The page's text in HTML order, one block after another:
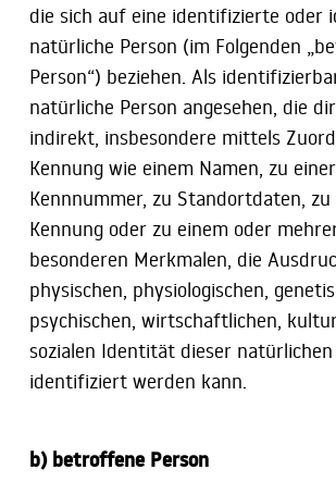
die sich auf eine identifizierte oder
natürliche Person (im Folgenden
Person“) beziehen. Als
natürliche Person angesehen, die
indirekt, insbesondere mittels
Kennung wie einem Namen, zu einer
Kennnummer, zu Standortdaten, zu
Kennung oder zu einem oder
besonderen Merkmalen, die
physischen, physiologischen,
psychischen, wirtschaftlichen,
sozialen Identität dieser natürlichen
identifiziert werden kann.
b) betroffene Person